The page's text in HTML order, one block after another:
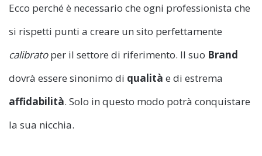
Ecco perché è necessario che ogni professionista che
si rispetti punti a creare un sito perfettamente
calibratoper il settore di riferimento. Il suo Brand
dovrà essere sinonimo di qualità e di estrema
affidabilità. Solo in questo modo potrà conquistare
la sua nicchia.